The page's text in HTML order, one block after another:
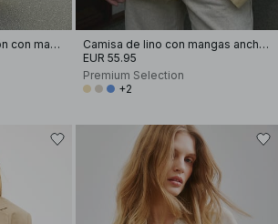
Vestido midi de algodón con mangas cortas y plisados
Camisa de lino con mangas anchas
EUR 55.95
Premium Selection
+2